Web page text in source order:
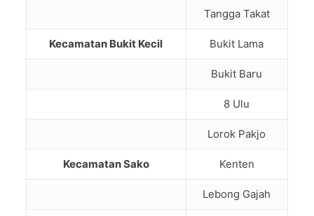
Tangga Takat
Kecamatan Bukit Kecil Bukit Lama
Bukit Baru
8 Ulu
Lorok Pakjo
Kecamatan Sako Kenten
Lebong Gajah